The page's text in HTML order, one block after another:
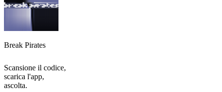
Break Pirates
Scansione il codice,
scarica l'app,
ascolta.